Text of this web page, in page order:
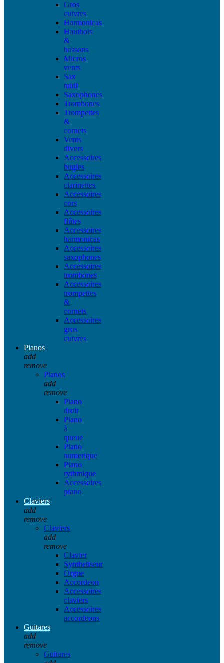
Gros
cuivres
Harmonicas
Hautbois
&
bassons
Micros
vents
Sax
midi
Saxophones
Trombones
Trompettes
&
cornets
Vents
divers
Accessoires
bugles
Accessoires
clarinettes
Accessoires
cors
Accessoires
flûtes
Accessoires
harmonicas
Accessoires
saxophones
Accessoires
trombones
Accessoires
trompettes
&
cornets
Accessoires
gros
cuivres
Pianos
add
remove
Pianos
add
remove
Piano
droit
Piano
à
queue
Piano
numerique
Piano
rythmique
Accessoires
piano
Claviers
add
remove
Claviers
add
remove
Clavier
Synthetiseur
Orgue
Accordeon
Accessoires
claviers
Accessoires
accordeons
Guitares
add
remove
Guitares